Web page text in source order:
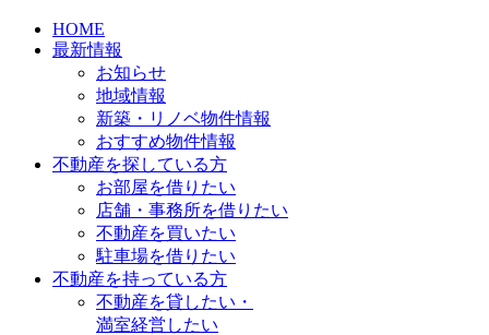
HOME
最新情報
お知らせ
地域情報
新築・リノベ物件情報
おすすめ物件情報
不動産を探している方
お部屋を借りたい
店舗・事務所を借りたい
不動産を買いたい
駐車場を借りたい
不動産を持っている方
不動産を貸したい・
満室経営したい